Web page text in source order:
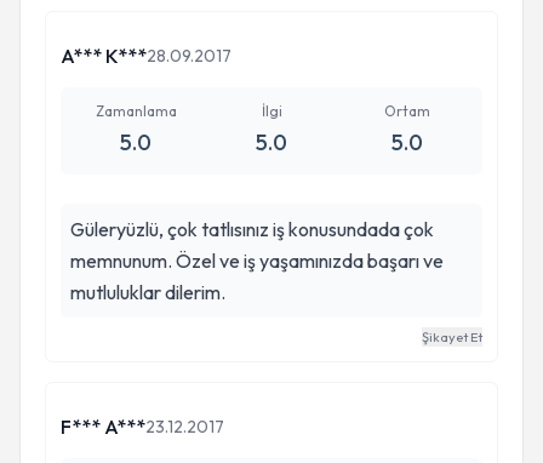
A*** K***28.09.2017
Zamanlama
5.0
İlgi
5.0
Ortam
5.0
Güleryüzlü, çok tatlısınız iş konusundada çok
memnunum. Özel ve iş yaşamınızda başarı ve
mutluluklar dilerim.
Şikayet Et
F*** A***23.12.2017